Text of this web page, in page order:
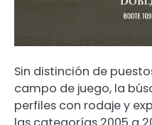
Sin distinción de
campo de juego, la
perfiles con rodaje y